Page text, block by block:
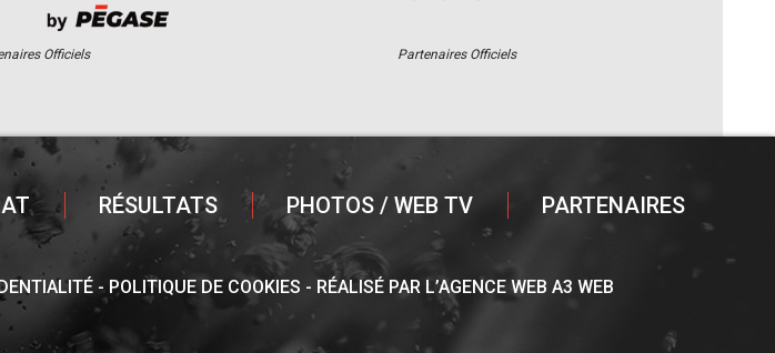
Officiels Partenaires Officiels
RÉSULTATS PHOTOS / WEB TV PARTENAIRES
POLITIQUE DE COOKIES RÉALISÉ PAR L’AGENCE WEB A3 WEB